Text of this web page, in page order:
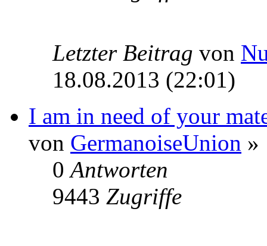
Letzter Beitrag von
18.08.2013 (22:01)
I am in need of your
von GermanoiseUnion »
0Antworten
9443 Zugriffe